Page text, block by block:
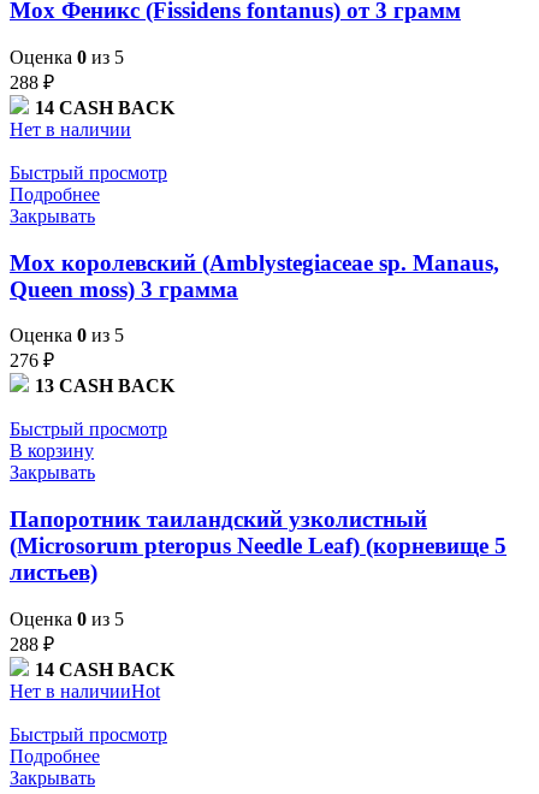
Мох Феникс (Fissidens fontanus) от 3 грамм
Оценка 0 из 5
288 ₽
14 CASH BACK
Нет в наличии
Быстрый просмотр
Подробнее
Закрывать
Мох королевский (Amblystegiaceae sp. Manaus,
Queen moss) 3 грамма
Оценка 0 из 5
276 ₽
13 CASH BACK
Быстрый просмотр
В корзину
Закрывать
Папоротник таиландский узколистный
(Microsorum pteropus Needle Leaf) (корневище 5
листьев)
Оценка 0 из 5
288 ₽
14 CASH BACK
Нет в наличииHot
Быстрый просмотр
Подробнее
Закрывать